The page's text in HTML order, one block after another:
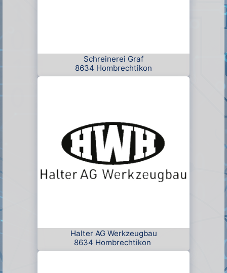
Schreinerei Graf
8634 Hombrechtikon
Halter AG Werkzeugbau
8634 Hombrechtikon
Entwicklung und
und Maschinen.